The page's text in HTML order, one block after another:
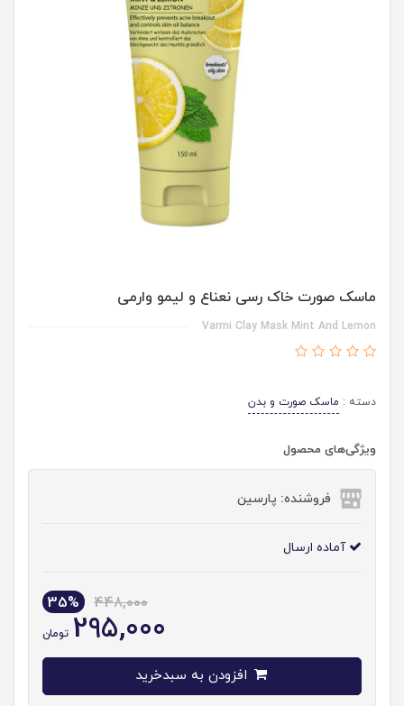
ماسک صورت خاک رسی نعناع و لیمو وارمی
Varmi Clay Mask Mint And Lemon
دسته : ماسک صورت و بدن
ویژگی‌های محصول
فروشنده: پارسین
آماده ارسال
448,000
35%
295,000 تومان